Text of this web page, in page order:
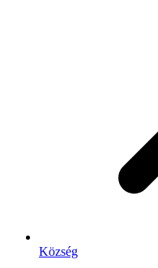
Község